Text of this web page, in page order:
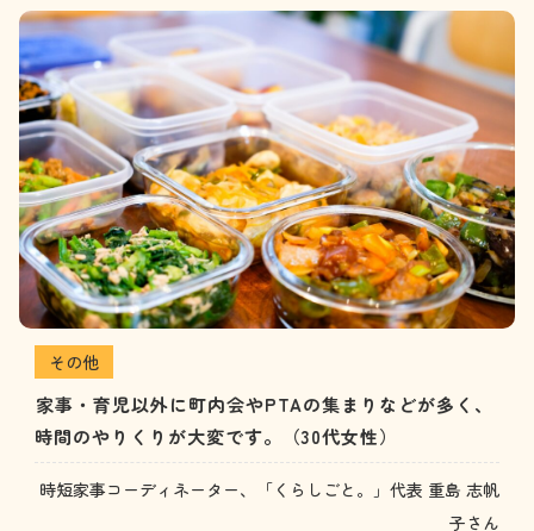
その他
家事・育児以外に町内会やPTAの集まりなどが多く、
時間のやりくりが大変です。（30代女性）
時短家事コーディネーター、「くらしごと。」代表 重島 志帆
子さん